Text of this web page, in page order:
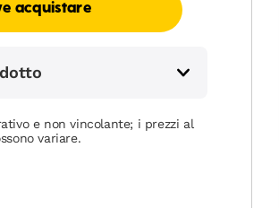
acquistare
e non vincolante; i prezzi al
variare.